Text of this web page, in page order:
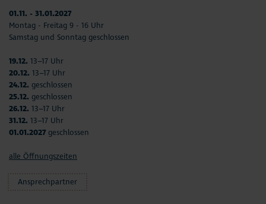
01.11. - 31.01.2027
Montag - Freitag 9 - 16 Uhr
Samstag und Sonntag geschlossen
19.12. 13–17 Uhr
20.12. 13–17 Uhr
24.12. geschlossen
25.12. geschlossen
26.12. 13–17 Uhr
31.12. 13–17 Uhr
01.01.2027 geschlossen
alle Öffnungszeiten
Ansprechpartner